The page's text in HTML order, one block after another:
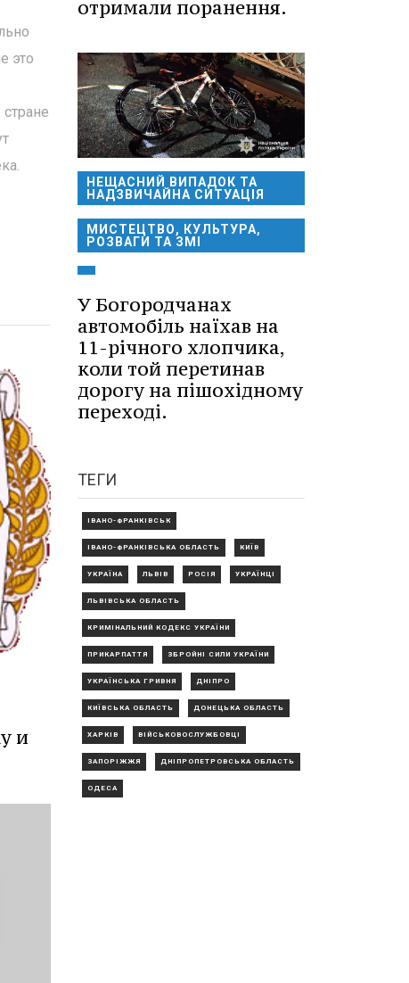
это
и
отримали поранення.
НЕЩАСНИЙ ВИПАДОК ТА
НАДЗВИЧАЙНА СИТУАЦІЯ
МИСТЕЦТВО, КУЛЬТУРА,
РОЗВАГИ ТА ЗМІ
У Богородчанах
автомобіль наїхав на
11-річного хлопчика,
коли той перетинав
дорогу на пішохідному
переході.
ТЕГИ
ІВАНО-ФРАНКІВСЬК
ІВАНО-ФРАНКІВСЬКА ОБЛАСТЬ КИЇВ
УКРАЇНА ЛЬВІВ РОСІЯ УКРАЇНЦІ
ЛЬВІВСЬКА ОБЛАСТЬ
КРИМІНАЛЬНИЙ КОДЕКС УКРАЇНИ
ПРИКАРПАТТЯ ЗБРОЙНІ СИЛИ УКРАЇНИ
УКРАЇНСЬКА ГРИВНЯ ДНІПРО
КИЇВСЬКА ОБЛАСТЬ ДОНЕЦЬКА ОБЛАСТЬ
ХАРКІВ ВІЙСЬКОВОСЛУЖБОВЦІ
ЗАПОРІЖЖЯ ДНІПРОПЕТРОВСЬКА ОБЛАСТЬ
ОДЕСА